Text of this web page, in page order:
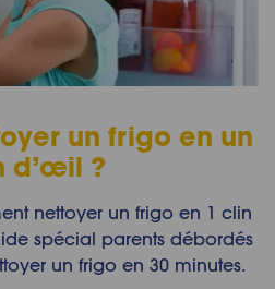
un frigo en un
d’œil ?
nettoyer un frigo en 1 clin
spécial parents débordés
un frigo en 30 minutes.